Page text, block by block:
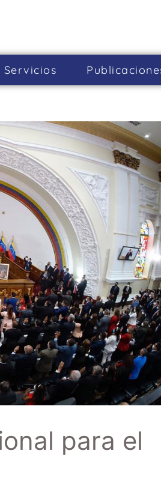
Servicios
para el